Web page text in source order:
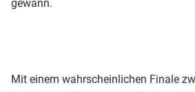
gewann.
Mit einem wahrscheinlichen Finale